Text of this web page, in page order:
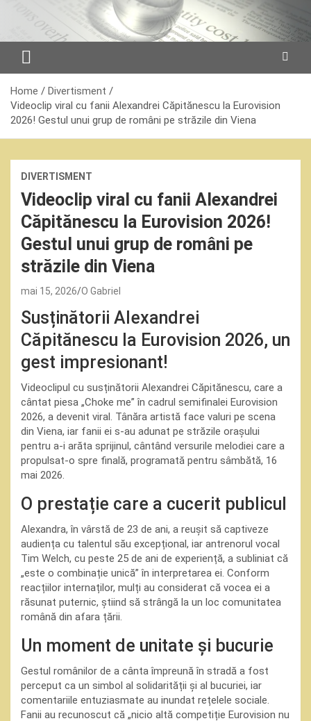
Home
Divertisment
Videoclip viral cu fanii Alexandrei Căpitănescu la Eurovision
2026! Gestul unui grup de români pe străzile din Viena
DIVERTISMENT
Videoclip viral cu fanii Alexandrei
Căpitănescu la Eurovision 2026!
Gestul unui grup de români pe
străzile din Viena
mai 15, 2026 O Gabriel
Susținătorii Alexandrei
Căpitănescu la Eurovision 2026, un
gest impresionant!
Videoclipul cu susținătorii Alexandrei Căpitănescu, care a
cântat piesa „Choke me” în cadrul semifinalei Eurovision
2026, a devenit viral. Tânăra artistă face valuri pe scena
din Viena, iar fanii ei s-au adunat pe străzile orașului
pentru a-i arăta sprijinul, cântând versurile melodiei care a
propulsat-o spre finală, programată pentru sâmbătă, 16
mai 2026.
O prestație care a cucerit publicul
Alexandra, în vârstă de 23 de ani, a reușit să captiveze
audiența cu talentul său excepțional, iar antrenorul vocal
Tim Welch, cu peste 25 de ani de experiență, a subliniat că
„este o combinație unică” în interpretarea ei. Conform
reacțiilor internaților, mulți au considerat că vocea ei a
răsunat puternic, știind să strângă la un loc comunitatea
română din afara țării.
Un moment de unitate și bucurie
Gestul românilor de a cânta împreună în stradă a fost
perceput ca un simbol al solidarității și al bucuriei, iar
comentariile entuziasmate au inundat rețelele sociale.
Fanii au recunoscut că „nicio altă competiție Eurovision nu